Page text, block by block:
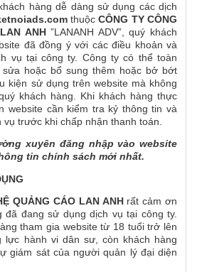
hàng dễ dàng sử dụng các dịch
thuộcCÔNG TY CÔNG
LAN ANH”LANANH ADV”, quý khách
đã đồng ý với các điều khoản và
vụ tại công ty. Công ty có thể toàn
hoặc bổ sung thêm hoặc bở bớt
kiện sử dụng trên website mà không
khách hàng. Khi khách hàng thực
website cần kiểm tra kỷ thông tin và
trước khi chấp nhận thanh toán.
xuyên đăng nhập vào website
tin chính sách mới nhất.
QUẢNG CÁO LAN ANH rất cảm ơn
đã đang sử dụng dịch vụ tại công ty.
tham gia website từ 18 tuổi trở lên
lực hành vi dân sư, còn khách hàng
giám sát của người quản lý đại diện